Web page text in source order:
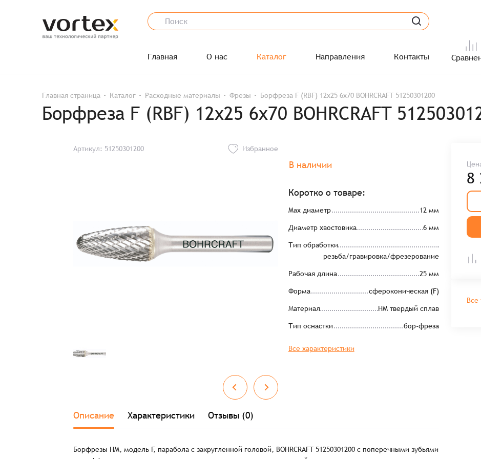
Главная О нас Каталог Направления Контакты
Главная страница Каталог Расходные материалы Фрезы Борфреза F (RBF) 12x25 6x70 BOHRCRAFT 51250301200
Борфреза F (RBF) 12x25 6x70 BOHRCRAFT
Артикул: 51250301200 Избранное
В наличии
Коротко о товаре:
Max диаметр 12 мм
Диаметр хвостовика 6 мм
Тип обработки
резьба/гравировка/фрезерование
Рабочая длина 25 мм
Форма сфероконическая (F)
Материал HM твердый сплав
Тип оснастки бор-фреза
Все характеристики
8
Все
Описание Характеристики Отзывы (0)
Борфрезы HM, модель F, парабола с закругленной головой, BOHRCRAFT 51250301200 с поперечными зубьями